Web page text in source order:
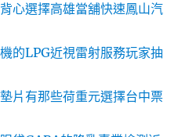
心選擇高雄當舖快速鳳山汽
的LPG近視雷射服務玩家抽
片有那些荷重元選擇台中票